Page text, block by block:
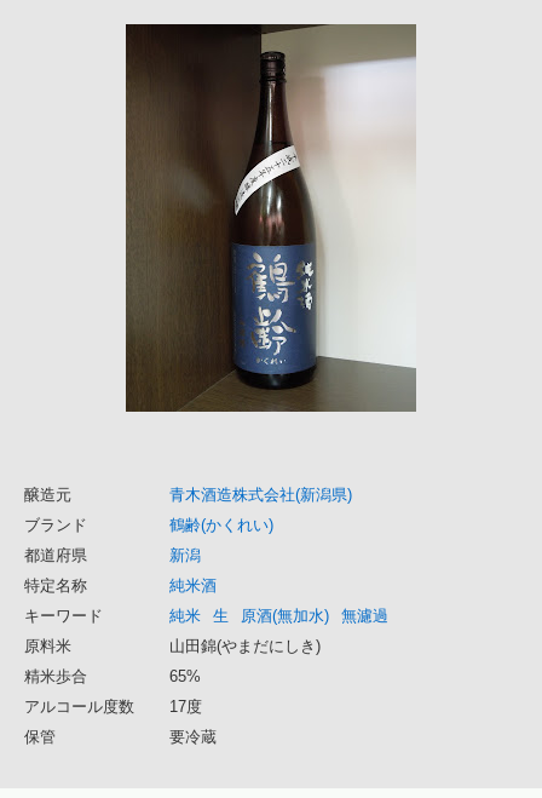
醸造元
青木酒造株式会社(新潟県)
ブランド
鶴齢(かくれい)
都道府県
新潟
特定名称
純米酒
キーワード
純米 生 原酒(無加水)
無濾過
原料米
山田錦(やまだにしき)
精米歩合
65%
アルコール度数
17度
保管
要冷蔵